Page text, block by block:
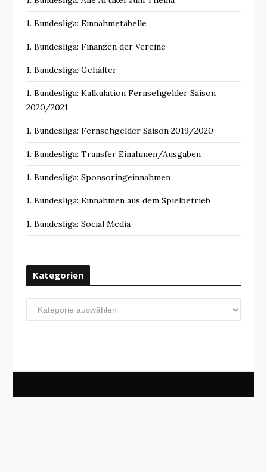
1. Bundesliga: Einnahmetabelle
1. Bundesliga: Finanzen der Vereine
1. Bundesliga: Gehälter
1. Bundesliga: Kalkulation Fernsehgelder Saison
2020/2021
1. Bundesliga: Fernsehgelder Saison 2019/2020
1. Bundesliga: Transfer Einahmen/Ausgaben
1. Bundesliga: Sponsoringeinnahmen
1. Bundesliga: Einnahmen aus dem Spielbetrieb
1. Bundesliga: Social Media
Kategorien
Kategorien